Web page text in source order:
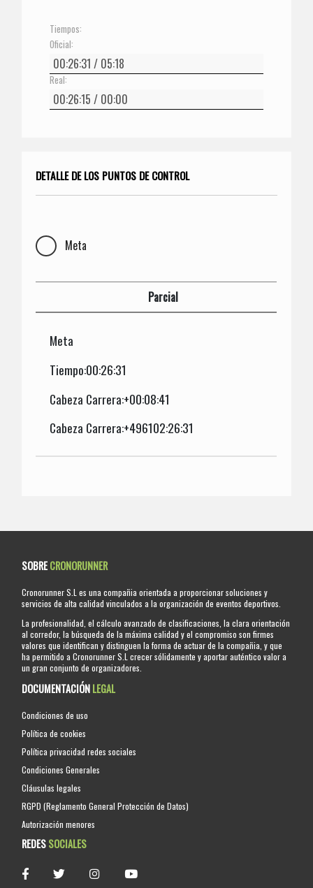
Tiempos:
Oficial:
Real:
DETALLE DE LOS PUNTOS DE CONTROL
Meta
Parcial
Meta
Tiempo:00:26:31
Cabeza Carrera:+00:08:41
Cabeza Carrera:+496102:26:31
SOBRECRONORUNNER
Cronorunner S.L es una compañia orientada a proporcionar soluciones y
servicios de alta calidad vinculados a la organización de eventos deportivos.
La profesionalidad, el cálculo avanzado de clasificaciones, la clara orientación
al corredor, la búsqueda de la máxima calidad y el compromiso son firmes
valores que identifican y distinguen la forma de actuar de la compañia, y que
ha permitido a Cronorunner S.L crecer sólidamente y aportar auténtico valor a
un gran conjunto de organizadores.
DOCUMENTACIÓNLEGAL
Condiciones de uso
Política de cookies
Política privacidad redes sociales
Condiciones Generales
Cláusulas legales
RGPD (Reglamento General Protección de Datos)
Autorización menores
REDESSOCIALES